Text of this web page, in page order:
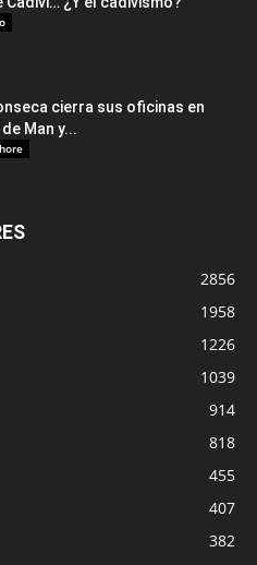
cierra sus oficinas en
Man y...
2856
1958
1226
1039
914
818
455
407
382